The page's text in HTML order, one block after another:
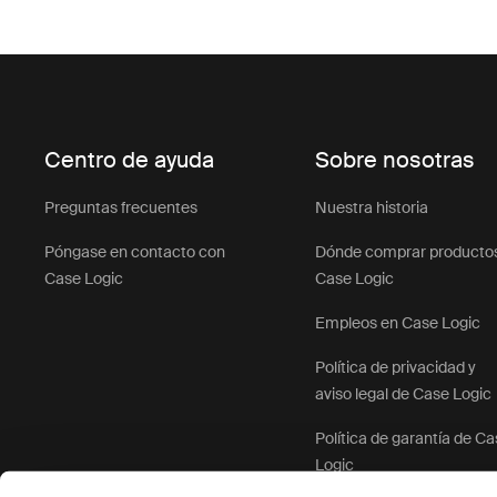
Centro de ayuda
Preguntas frecuentes
Póngase en contacto con
Case Logic
Sobre nosotras
Nuestra historia
Dónde comprar
Case Logic
Empleos en Case Logic
Política de privacidad y
aviso legal de Case Logic
Política de garantía de
Logic